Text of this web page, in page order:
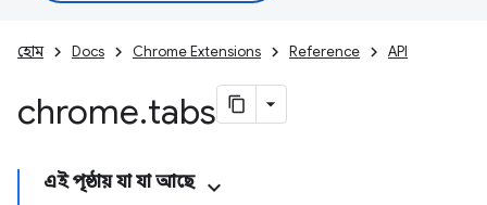
হোম Docs Chrome Extensions Reference API
chrome.tabs
এই পৃষ্ঠায় যা যা আছে